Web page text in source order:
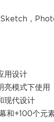
，
用设计
亮模式下使用
现代设计
和+100个元